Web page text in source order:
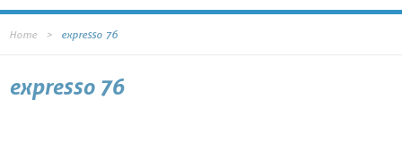
Home expresso 76
expresso 76